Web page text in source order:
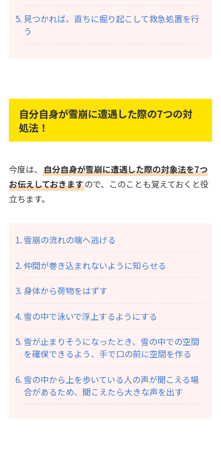
見つかれば、直ちに掘り起こして救急処置を行
う
自分自身が雪崩に遭遇した際の7つの対
処法！
今度は、 自分自身が雪崩に遭遇した際の対象法を7つ
お伝えしておきますので、このことも覚えておくと役
立ちます。
雪崩の流れの端へ逃げる
仲間が巻き込まれないように知らせる
身体から荷物をはずす
雪の中で泳いで浮上するようにする
雪が止まりそうになったとき、雪の中での空間
を確保できるよう、手で口の前に空間を作る
雪の中から上を歩いている人の声が聞こえる場
合があるため、聞こえたら大きな声を出す